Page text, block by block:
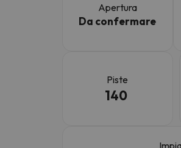
Apertura
Da confermare
Piste
140